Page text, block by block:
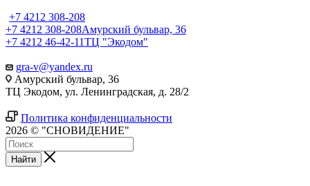
+7 4212 308-208
+7 4212 308-208Амурский бульвар, 36
+7 4212 46-42-11ТЦ "Экодом"
gra-v@yandex.ru
Амурский бульвар, 36
ТЦ Экодом, ул. Ленинградская, д. 28/2
Политика конфиденциальности
2026 © "СНОВИДЕНИЕ"
Найти